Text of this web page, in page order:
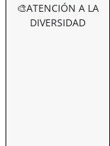
🎨ATENCIÓN A LA
DIVERSIDAD